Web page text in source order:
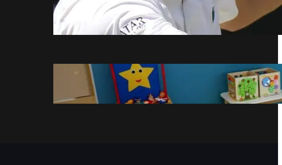
Ovo je NAJVEĆA zabluda o Novaku
Đokoviću
avgust 8, 2026
Dolaznost u vrtićima 30 do 40 odsto, rad
prilagođen visokim temperaturama
avgust 8, 2026